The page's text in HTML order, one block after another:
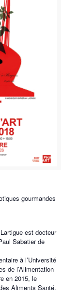
gourmandes
est docteur
Sabatier de
à l’Université
de l’Alimentation
en 2015, le
Aliments Santé.